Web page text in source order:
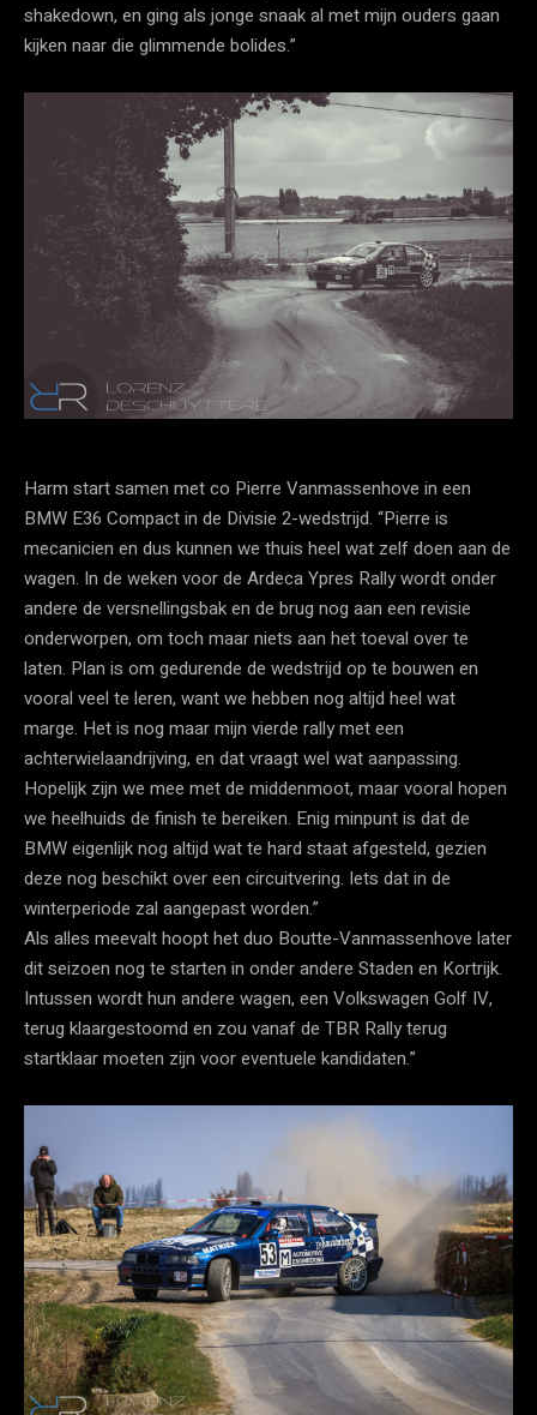
shakedown, en ging als jonge snaak al met mijn ouders gaan
kijken naar die glimmende bolides.”
Harm start samen met co Pierre Vanmassenhove in een
BMW E36 Compact in de Divisie 2-wedstrijd. “Pierre is
mecanicien en dus kunnen we thuis heel wat zelf doen aan de
wagen. In de weken voor de Ardeca Ypres Rally wordt onder
andere de versnellingsbak en de brug nog aan een revisie
onderworpen, om toch maar niets aan het toeval over te
laten. Plan is om gedurende de wedstrijd op te bouwen en
vooral veel te leren, want we hebben nog altijd heel wat
marge. Het is nog maar mijn vierde rally met een
achterwielaandrijving, en dat vraagt wel wat aanpassing.
Hopelijk zijn we mee met de middenmoot, maar vooral hopen
we heelhuids de finish te bereiken. Enig minpunt is dat de
BMW eigenlijk nog altijd wat te hard staat afgesteld, gezien
deze nog beschikt over een circuitvering. Iets dat in de
winterperiode zal aangepast worden.”
Als alles meevalt hoopt het duo Boutte-Vanmassenhove later
dit seizoen nog te starten in onder andere Staden en Kortrijk.
Intussen wordt hun andere wagen, een Volkswagen Golf IV,
terug klaargestoomd en zou vanaf de TBR Rally terug
startklaar moeten zijn voor eventuele kandidaten.”